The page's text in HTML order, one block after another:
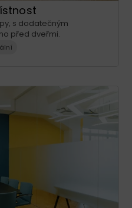
s dodatečným
před dveřmi.